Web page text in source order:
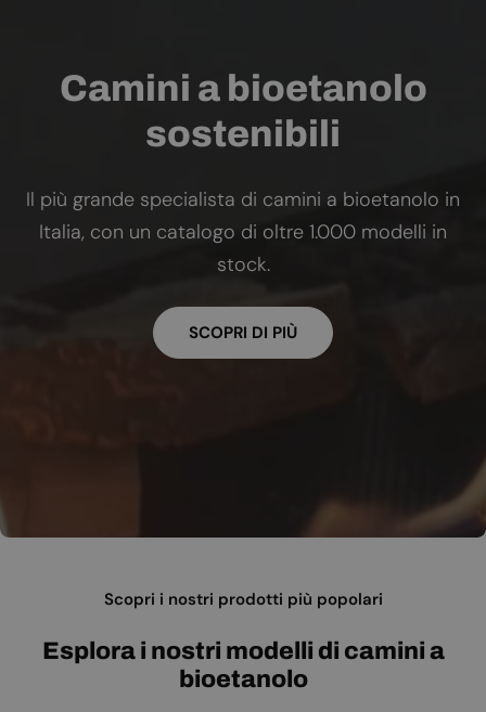
Camini a bioetanolo
sostenibili
Il più grande specialista di camini a bioetanolo in
Italia, con un catalogo di oltre 1.000 modelli in
stock.
SCOPRI DI PIÙ
Scopri i nostri prodotti più popolari
Esplora i nostri modelli di camini a
bioetanolo